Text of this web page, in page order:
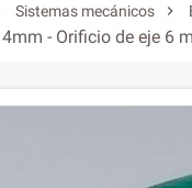
Sistemas mecánicos 
- Orificio de eje 6